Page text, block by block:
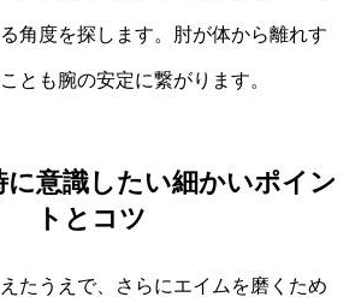
角度を探します。肘が体から離れす
とも腕の安定に繋がります。
に意識したい細かいポイン
トとコツ
たうえで、さらにエイムを磨くため